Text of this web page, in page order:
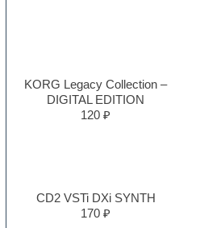
KORG Legacy Collection –
DIGITAL EDITION
120 ₽
CD2 VSTi DXi SYNTH
170 ₽